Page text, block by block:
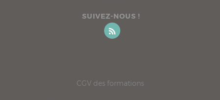
SUIVEZ-NOUS !
CGV des formations